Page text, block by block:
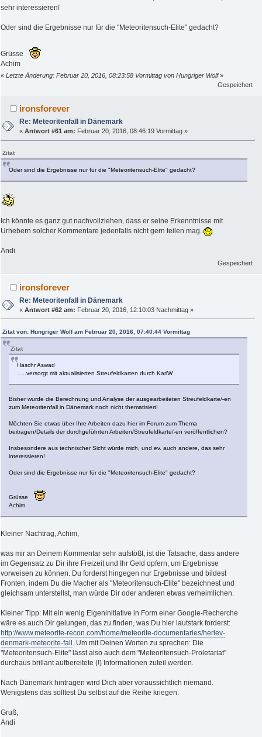
sehr interessieren!
Oder sind die Ergebnisse nur für die "Meteoritensuch-Elite" gedacht?
Grüsse
Achim
« Letzte Änderung: Februar 20, 2016, 08:23:58 Vormittag von Hungriger Wolf»
Gespeichert
ironsforever
Re: Meteoritenfall in Dänemark
«Antwort #61 am: Februar 20, 2016, 08:46:19 Vormittag »
Zitat
Oder sind die Ergebnisse nur für die "Meteoritensuch-Elite" gedacht?
Ich könnte es ganz gut nachvollziehen, dass er seine Erkenntnisse mit
Urhebern solcher Kommentare jedenfalls nicht gern teilen mag.
Andi
Gespeichert
ironsforever
Re: Meteoritenfall in Dänemark
«Antwort #62 am: Februar 20, 2016, 12:10:03 Nachmittag »
Zitat von: Hungriger Wolf am Februar 20, 2016, 07:40:44 Vormittag
Zitat
Haschr Aswad
…..versorgt mit aktualisierten Streufeldkarten durch KarlW
Bisher wurde die Berechnung und Analyse der ausgearbeiteten Streufeldkarte/-en
zum Meteoritenfall in Dänemark noch nicht thematisiert!
Möchten Sie etwas über Ihre Arbeiten dazu hier im Forum zum Thema
beitragen/Details der durchgeführten Arbeiten/Streufeldkarte/-en veröffentlichen?
Insbesondere aus technischer Sicht würde mich, und ev. auch andere, das sehr
interessieren!
Oder sind die Ergebnisse nur für die "Meteoritensuch-Elite" gedacht?
Grüsse
Achim
Kleiner Nachtrag, Achim,
was mir an Deinem Kommentar sehr aufstößt, ist die Tatsache, dass andere
im Gegensatz zu Dir ihre Freizeit und Ihr Geld opfern, um Ergebnisse
vorweisen zu können. Du forderst hingegen nur Ergebnisse und bildest
Fronten, indem Du die Macher als "Meteoritensuch-Elite" bezeichnest und
gleichsam unterstellst, man würde Dir oder anderen etwas verheimlichen.
Kleiner Tipp: Mit ein wenig Eigeninitiative in Form einer Google-Recherche
wäre es auch Dir gelungen, das zu finden, was Du hier lautstark forderst:
http://www.meteorite-recon.com/home/meteorite-documentaries/herlev-
denmark-meteorite-fall . Um mit Deinen Worten zu sprechen: Die
"Meteoritensuch-Elite" lässt also auch dem "Meteoritensuch-Proletariat"
durchaus brillant aufbereitete (!) Informationen zuteil werden.
Nach Dänemark hintragen wird Dich aber voraussichtlich niemand.
Wenigstens das solltest Du selbst auf die Reihe kriegen.
Gruß,
Andi